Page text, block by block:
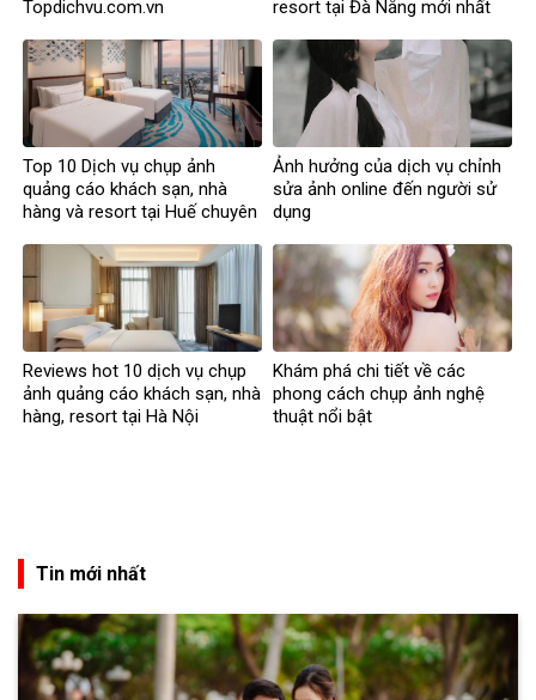
Topdichvu.com.vn
resort tại Đà Nẵng mới nhất
Top 10 Dịch vụ chụp ảnh
quảng cáo khách sạn, nhà
hàng và resort tại Huế chuyên
Ảnh hưởng của dịch vụ chỉnh
sửa ảnh online đến người sử
dụng
Reviews hot 10 dịch vụ chụp
ảnh quảng cáo khách sạn, nhà
hàng, resort tại Hà Nội
Khám phá chi tiết về các
phong cách chụp ảnh nghệ
thuật nổi bật
Tin mới nhất